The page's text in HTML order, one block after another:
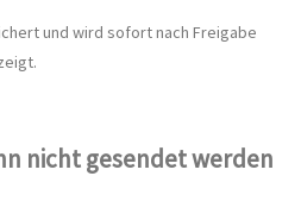
und wird sofort nach Freigabe
nicht gesendet werden